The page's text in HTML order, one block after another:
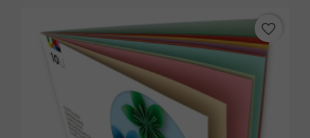
favorite_border